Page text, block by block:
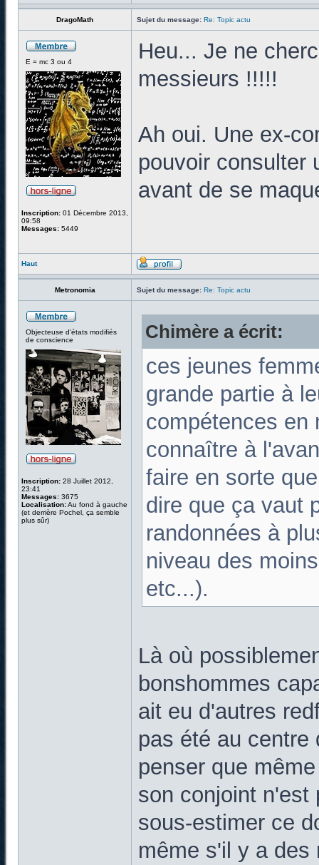
DragoMath Sujet du message: Re: Topic actu
E = mc 3 ou 4
Inscription: 01 Décembre 2013,
09:58
Messages: 5449
Heu... Je ne
messieurs !!!!!
Ah oui. Une ex-
pouvoir consulter
avant de se
Haut
Metronomia Sujet du message: Re: Topic actu
Objecteuse d'états modifiés
de conscience
Inscription: 28 Juillet 2012,
23:41
Messages: 3675
Localisation:Au fond à gauche
(et derrière Pochel, ça semble
plus sûr)
Chimère a écrit:
ces jeunes
grande partie à
compétences en
connaître à
faire en sorte
dire que ça vaut
randonnées à
niveau des
etc...).
Là où
bonshommes
ait eu d'autres
pas été au centre
penser que
son conjoint n'est
sous-estimer ce
même s'il y a des